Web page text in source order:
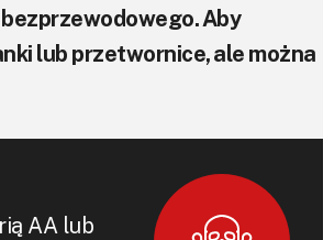
Aby
lub przetwornice, ale można
AA lub